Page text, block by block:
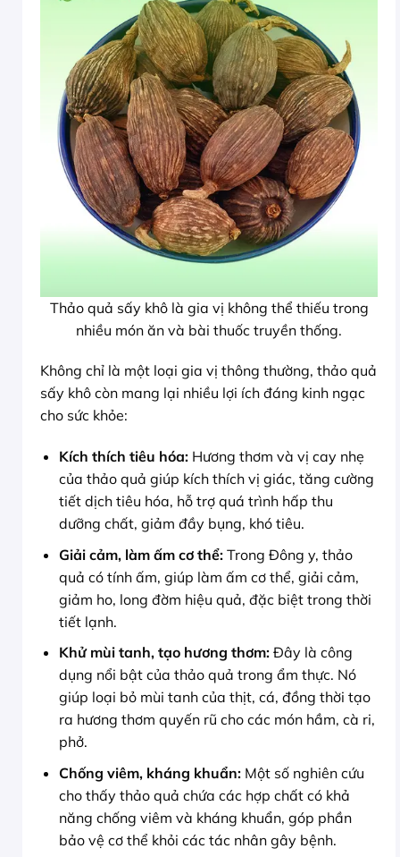
Thảo quả sấy khô là gia vị không thể thiếu trong
nhiều món ăn và bài thuốc truyền thống.
Không chỉ là một loại gia vị thông thường, thảo quả
sấy khô còn mang lại nhiều lợi ích đáng kinh ngạc
cho sức khỏe:
Kích thích tiêu hóa:Hương thơm và vị cay nhẹ
của thảo quả giúp kích thích vị giác, tăng cường
tiết dịch tiêu hóa, hỗ trợ quá trình hấp thu
dưỡng chất, giảm đầy bụng, khó tiêu.
Giải cảm, làm ấm cơ thể:Trong Đông y, thảo
quả có tính ấm, giúp làm ấm cơ thể, giải cảm,
giảm ho, long đờm hiệu quả, đặc biệt trong thời
tiết lạnh.
Khử mùi tanh, tạo hương thơm:Đây là công
dụng nổi bật của thảo quả trong ẩm thực. Nó
giúp loại bỏ mùi tanh của thịt, cá, đồng thời tạo
ra hương thơm quyến rũ cho các món hầm, cà ri,
phở.
Chống viêm, kháng khuẩn:Một số nghiên cứu
cho thấy thảo quả chứa các hợp chất có khả
năng chống viêm và kháng khuẩn, góp phần
bảo vệ cơ thể khỏi các tác nhân gây bệnh.